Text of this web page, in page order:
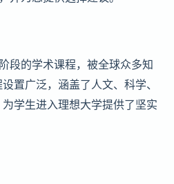
段的学术课程，被全球众多知
置广泛，涵盖了人文、科学、
学生进入理想大学提供了坚实